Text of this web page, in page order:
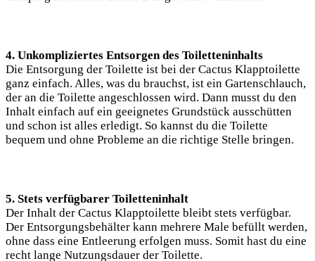
4. Unkompliziertes Entsorgen des Toiletteninhalts
Die Entsorgung der Toilette ist bei der Cactus Klapptoilette
ganz einfach. Alles, was du brauchst, ist ein Gartenschlauch,
der an die Toilette angeschlossen wird. Dann musst du den
Inhalt einfach auf ein geeignetes Grundstück ausschütten
und schon ist alles erledigt. So kannst du die Toilette
bequem und ohne Probleme an die richtige Stelle bringen.
5. Stets verfügbarer Toiletteninhalt
Der Inhalt der Cactus Klapptoilette bleibt stets verfügbar.
Der Entsorgungsbehälter kann mehrere Male befüllt werden,
ohne dass eine Entleerung erfolgen muss. Somit hast du eine
recht lange Nutzungsdauer der Toilette.